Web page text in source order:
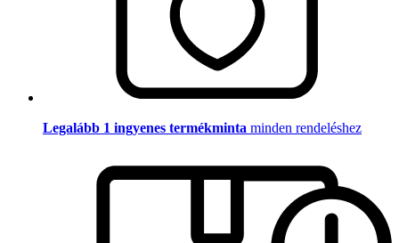
Legalább 1 ingyenes termékminta minden rendeléshez